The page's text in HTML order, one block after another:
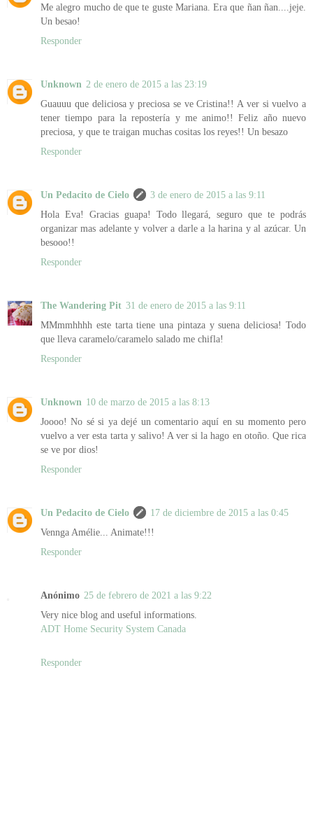
Me alegro mucho de que te guste Mariana. Era que ñan ñan....jeje.
Un besao!
Responder
Unknown 2 de enero de 2015 a las 23:19
Guauuu que deliciosa y preciosa se ve Cristina!! A ver si vuelvo a
tener tiempo para la repostería y me animo!! Feliz año nuevo
preciosa, y que te traigan muchas cositas los reyes!! Un besazo
Responder
Un Pedacito de Cielo
3 de enero de 2015 a las 9:11
Hola Eva! Gracias guapa! Todo llegará, seguro que te podrás
organizar mas adelante y volver a darle a la harina y al azúcar. Un
besooo!!
Responder
The Wandering Pit 31 de enero de 2015 a las 9:11
MMmmhhhh este tarta tiene una pintaza y suena deliciosa! Todo
que lleva caramelo/caramelo salado me chifla!
Responder
Unknown 10 de marzo de 2015 a las 8:13
Joooo! No sé si ya dejé un comentario aquí en su momento pero
vuelvo a ver esta tarta y salivo! A ver si la hago en otoño. Que rica
se ve por dios!
Responder
Un Pedacito de Cielo
17 de diciembre de 2015 a las 0:45
Vennga Amélie... Animate!!!
Responder
Anónimo 25 de febrero de 2021 a las 9:22
Very nice blog and useful informations.
ADT Home Security System Canada
Responder